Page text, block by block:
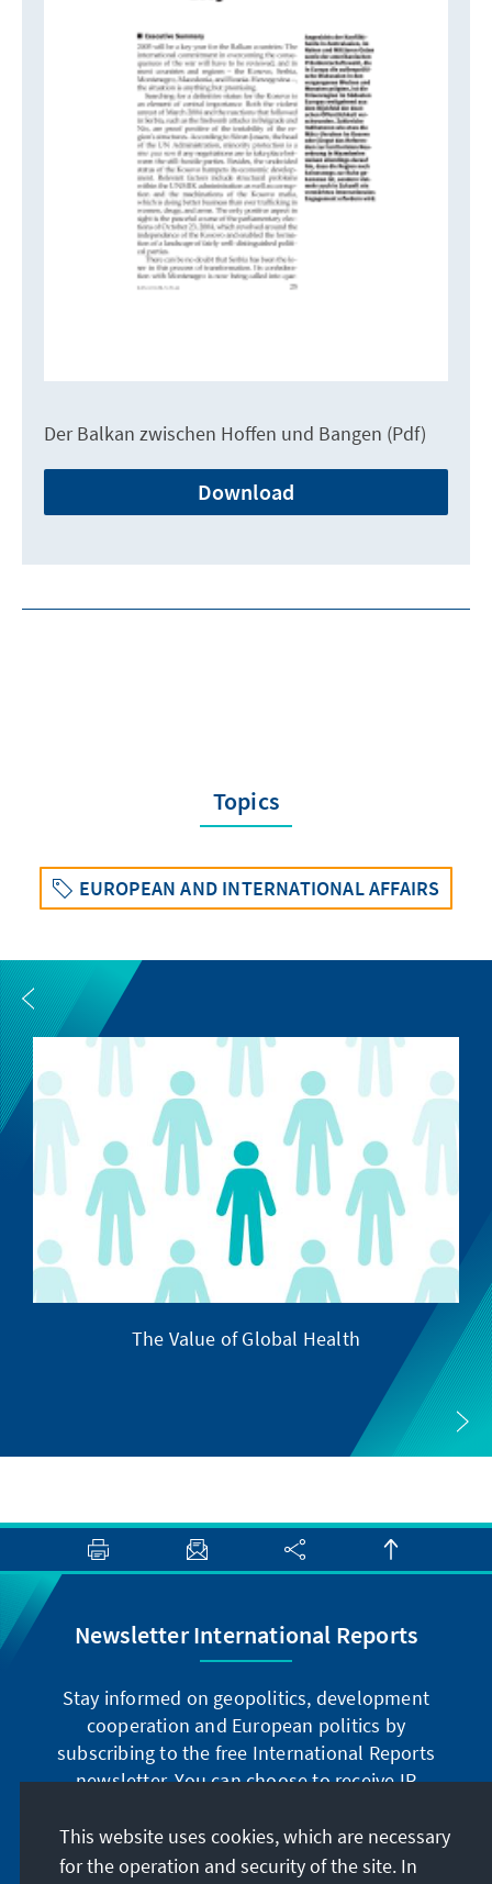
Der Balkan zwischen Hoffen und Bangen (Pdf)
Download
Topics
EUROPEAN AND INTERNATIONAL AFFAIRS
The Value of Global Health
Newsletter International Reports
Stay informed on geopolitics, development
cooperation and European politics by
subscribing to the free International Reports
newsletter. You can choose to receive IR
German or have the print version sent to you in
German or English.
This website uses cookies, which are necessary
for the operation and security of the site. In